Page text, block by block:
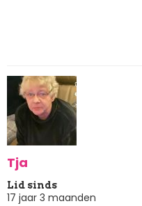
Tja
Lid sinds
17 jaar 3 maanden